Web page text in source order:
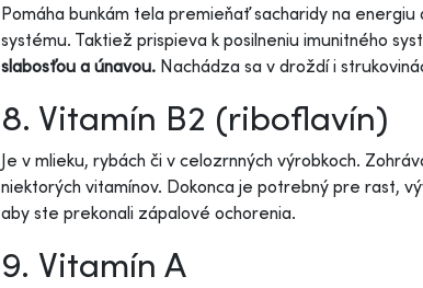
Pomáha bunkám tela premieňať sacharidy na
systému. Taktiež prispieva k posilneniu imunitného
slabosťou a únavou. Nachádza sa v droždí i
8. Vitamín B2 (riboflavín)
Je v mlieku, rybách či v celozrnných výrobkoch.
niektorých vitamínov. Dokonca je potrebný pre rast,
aby ste prekonali zápalové ochorenia.
9. Vitamín A